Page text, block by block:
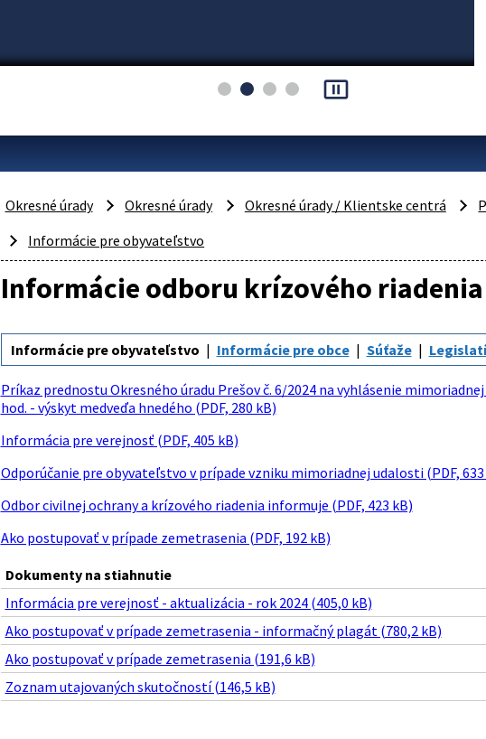
pause_presentation
Okresné úrady Okresné úrady Okresné úrady / Klientske centrá
Informácie pre obyvateľstvo
Informácie odboru krízového
Informácie pre obyvateľstvo Informácie pre obce Súťaže
Príkaz prednostu Okresného úradu Prešov č. 6/2024 na vyhlásenie
hod. - výskyt medveďa hnedého (PDF, 280 kB)
Informácia pre verejnosť (PDF, 405 kB)
Odporúčanie pre obyvateľstvo v prípade vzniku mimoriadnej udalosti (PDF,
Odbor civilnej ochrany a krízového riadenia informuje (PDF, 423 kB)
Ako postupovať v prípade zemetrasenia (PDF, 192 kB)
Dokumenty na stiahnutie
Informácia pre verejnosť - aktualizácia - rok 2024 (405,0 kB)
Ako postupovať v prípade zemetrasenia - informačný plagát (780,2 kB)
Ako postupovať v prípade zemetrasenia (191,6 kB)
Zoznam utajovaných skutočností (146,5 kB)